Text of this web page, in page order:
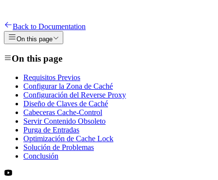
Back to Documentation
On this page
On this page
Requisitos Previos
Configurar la Zona de Caché
Configuración del Reverse Proxy
Diseño de Claves de Caché
Cabeceras Cache-Control
Servir Contenido Obsoleto
Purga de Entradas
Optimización de Cache Lock
Solución de Problemas
Conclusión